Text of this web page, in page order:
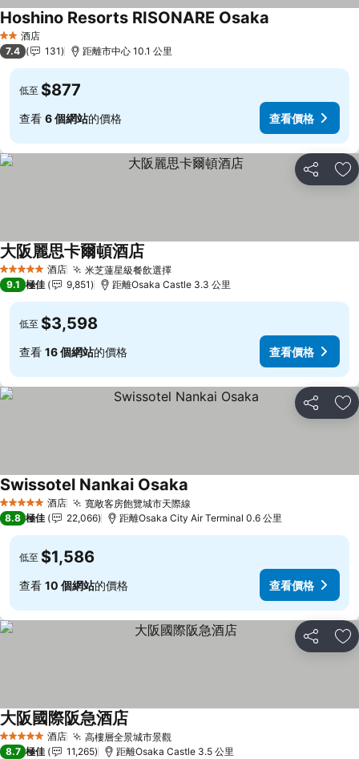
2 星級酒店
Hoshino Resorts RISONARE Osaka
7.4 131 距離市中心 10.1 公里
低至 $877
查看 6 個網站的價格 查看價格
分享 放
5 星級 酒店 米芝蓮星級餐飲選擇
大阪麗思卡爾頓酒店
9.1 極佳 9,851 距離Osaka Castle 3.3 公里
低至 $3,598
查看 16 個網站的價格 查看價格
分享 放
5 星級 酒店 寬敞客房飽覽城市天際線
Swissotel Nankai Osaka
8.8 極佳 22,066 距離Osaka City Air Terminal 0.6 公里
低至 $1,586
查看 10 個網站的價格 查看價格
分享 放
5 星級 酒店 高樓層全景城市景觀
大阪國際阪急酒店
8.7 極佳 11,265 距離Osaka Castle 3.5 公里